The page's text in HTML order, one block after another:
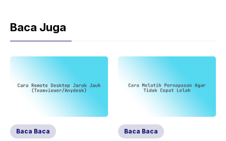
Baca Juga
Baca Baca Baca Baca